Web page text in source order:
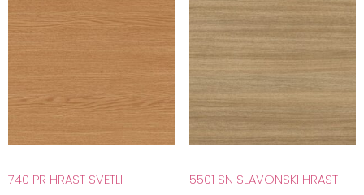
740 PR HRAST SVETLI 5501 SN SLAVONSKI HRAST